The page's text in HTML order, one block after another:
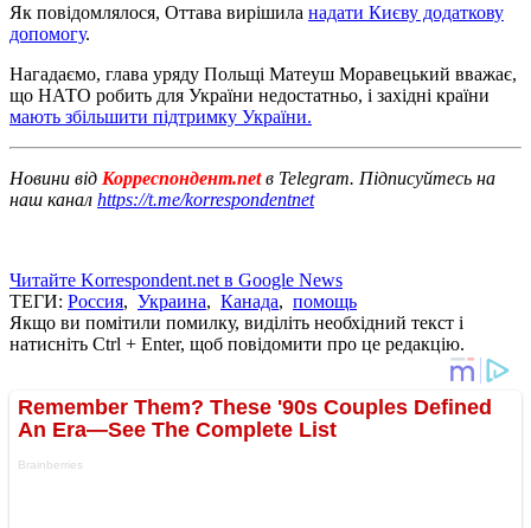
Як повідомлялося, Оттава вирішила надати Києву додаткову
допомогу.
Нагадаємо, глава уряду Польщі Матеуш Моравецький вважає,
що НАТО робить для України недостатньо, і західні країни
мають збільшити підтримку України.
Новини від Корреспондент.netв Telegram. Підписуйтесь на
наш канал https://t.me/korrespondentnet
Читайте Korrespondent.net в Google News
ТЕГИ: Россия, Украина, Канада, помощь
Якщо ви помітили помилку, виділіть необхідний текст і
натисніть Ctrl + Enter, щоб повідомити про це редакцію.